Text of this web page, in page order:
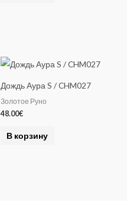
Дождь Аура S / CHM027
Золотое Руно
48.00€
В корзину